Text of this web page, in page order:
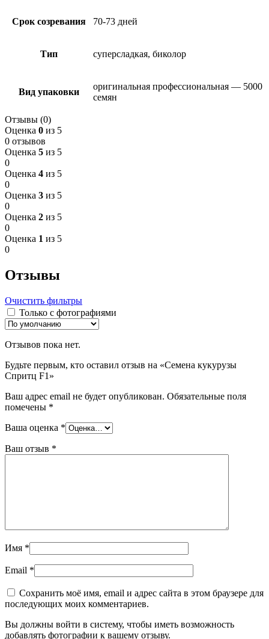
Срок созревания 70-73 дней
Тип суперсладкая, биколор
Вид упаковки
оригинальная профессиональная — 5000
семян
Отзывы (0)
Оценка 0 из 5
0 отзывов
Оценка 5 из 5
0
Оценка 4 из 5
0
Оценка 3 из 5
0
Оценка 2 из 5
0
Оценка 1 из 5
0
Отзывы
Очистить фильтры
Только с фотографиями
Отзывов пока нет.
Будьте первым, кто оставил отзыв на «Семена кукурузы
Спритц F1»
Ваш адрес email не будет опубликован. Обязательные поля
помечены *
Ваша оценка *
Ваш отзыв *
Имя *
Email *
Сохранить моё имя, email и адрес сайта в этом браузере для
последующих моих комментариев.
Вы должны войти в систему, чтобы иметь возможность
добавлять фотографии к вашему отзыву.